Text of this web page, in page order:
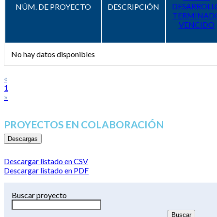
NÚM. DE PROYECTO DESCRIPCIÓN
VENCIDO
No hay datos disponibles
«
1
»
PROYECTOS EN COLABORACIÓN
Descargas
Descargar listado en CSV
Descargar listado en PDF
Buscar proyecto